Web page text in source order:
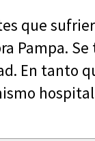
que
Pampa.
En tanto